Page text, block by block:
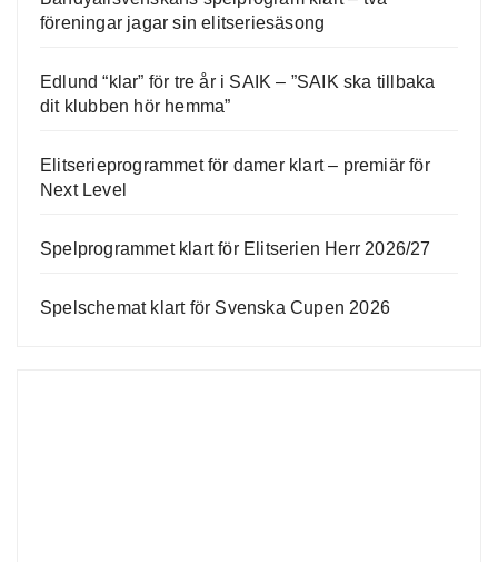
föreningar jagar sin elitseriesäsong
Edlund “klar” för tre år i SAIK – ”SAIK ska tillbaka
dit klubben hör hemma”
Elitserieprogrammet för damer klart – premiär för
Next Level
Spelprogrammet klart för Elitserien Herr 2026/27
Spelschemat klart för Svenska Cupen 2026